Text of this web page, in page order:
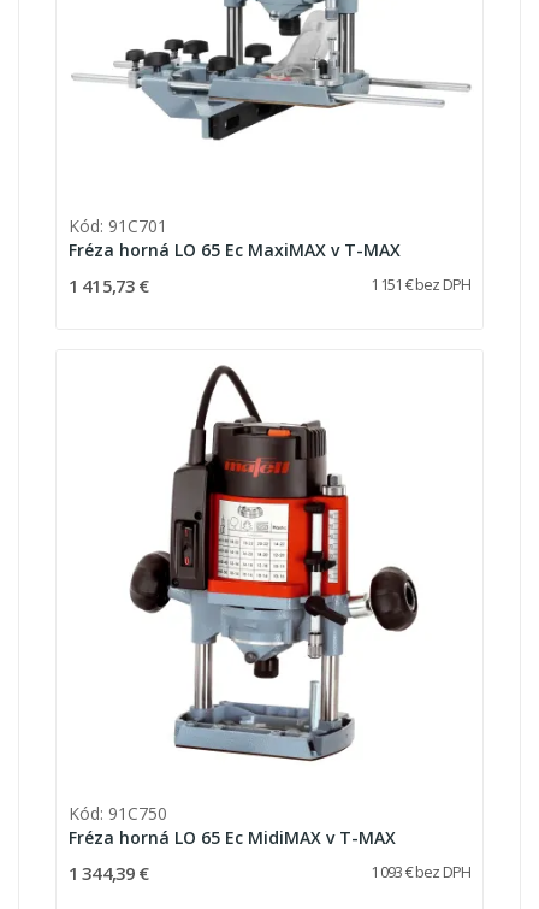
Kód: 91C701
Fréza horná LO 65 Ec MaxiMAX v T-MAX
1 415,73 € 1 151 € bez DPH
Kód: 91C750
Fréza horná LO 65 Ec MidiMAX v T-MAX
1 344,39 € 1 093 € bez DPH